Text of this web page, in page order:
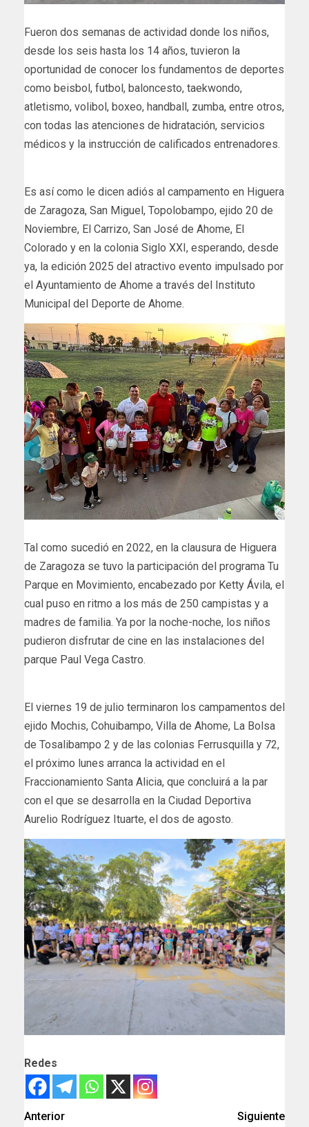
Fueron dos semanas de actividad donde los niños,
desde los seis hasta los 14 años, tuvieron la
oportunidad de conocer los fundamentos de deportes
como beisbol, futbol, baloncesto, taekwondo,
atletismo, volibol, boxeo, handball, zumba, entre otros,
con todas las atenciones de hidratación, servicios
médicos y la instrucción de calificados entrenadores.
Es así como le dicen adiós al campamento en Higuera
de Zaragoza, San Miguel, Topolobampo, ejido 20 de
Noviembre, El Carrizo, San José de Ahome, El
Colorado y en la colonia Siglo XXI, esperando, desde
ya, la edición 2025 del atractivo evento impulsado por
el Ayuntamiento de Ahome a través del Instituto
Municipal del Deporte de Ahome.
Tal como sucedió en 2022, en la clausura de Higuera
de Zaragoza se tuvo la participación del programa Tu
Parque en Movimiento, encabezado por Ketty Ávila, el
cual puso en ritmo a los más de 250 campistas y a
madres de familia. Ya por la noche-noche, los niños
pudieron disfrutar de cine en las instalaciones del
parque Paul Vega Castro.
El viernes 19 de julio terminaron los campamentos del
ejido Mochis, Cohuibampo, Villa de Ahome, La Bolsa
de Tosalibampo 2 y de las colonias Ferrusquilla y 72,
el próximo lunes arranca la actividad en el
Fraccionamiento Santa Alicia, que concluirá a la par
con el que se desarrolla en la Ciudad Deportiva
Aurelio Rodríguez Ituarte, el dos de agosto.
Redes
Anterior
Siguiente